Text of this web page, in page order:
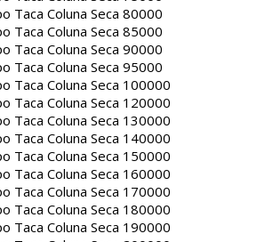
Taca Coluna Seca 80000
Taca Coluna Seca 85000
Taca Coluna Seca 90000
Taca Coluna Seca 95000
Taca Coluna Seca 100000
Taca Coluna Seca 120000
Taca Coluna Seca 130000
Taca Coluna Seca 140000
Taca Coluna Seca 150000
Taca Coluna Seca 160000
Taca Coluna Seca 170000
Taca Coluna Seca 180000
Taca Coluna Seca 190000